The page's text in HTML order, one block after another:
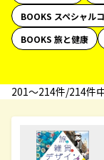
BOOKS スペシャル
BOOKS 旅と健康
201〜214件/214件